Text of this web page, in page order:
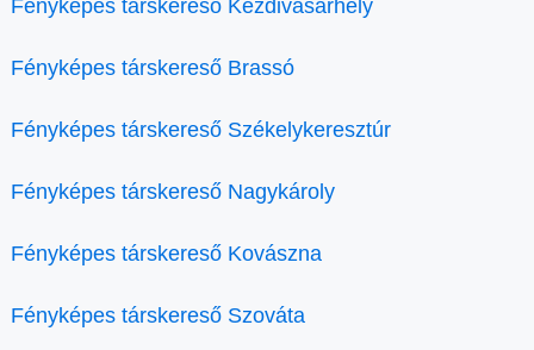
Fényképes társkereső Kézdivásárhely
Fényképes társkereső Brassó
Fényképes társkereső Székelykeresztúr
Fényképes társkereső Nagykároly
Fényképes társkereső Kovászna
Fényképes társkereső Szováta